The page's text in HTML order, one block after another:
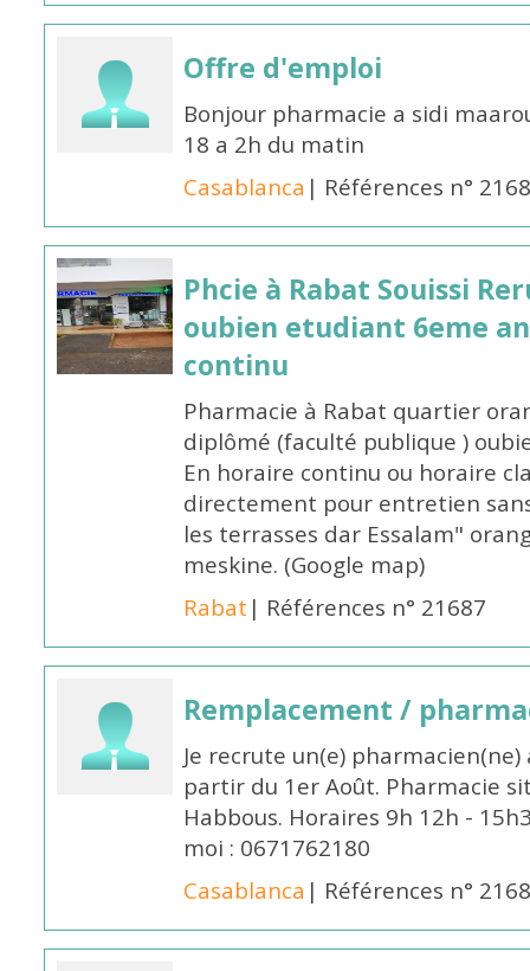
Offre d'emploi
Bonjour pharmacie a sidi
18 a 2h du matin
Casablanca | Références n°
Phcie à Rabat Souissi
oubien etudiant 6eme
continu
Pharmacie à Rabat quartier
diplômé (faculté publique )
En horaire continu ou horaire
directement pour entretien
les terrasses dar Essalam"
meskine. (Google map)
Rabat | Références n° 21687
Remplacement /
Je recrute un(e)
partir du 1er Août. Pharmacie
Habbous. Horaires 9h 12h -
moi : 0671762180
Casablanca | Références n°